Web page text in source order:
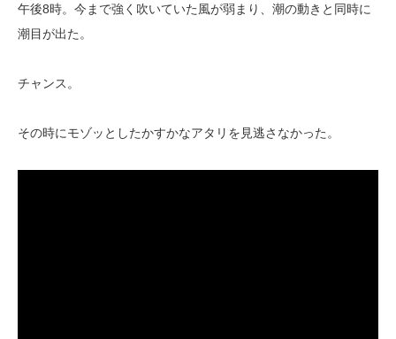
午後8時。今まで強く吹いていた風が弱まり、潮の動きと同時に
潮目が出た。
チャンス。
その時にモゾッとしたかすかなアタリを見逃さなかった。